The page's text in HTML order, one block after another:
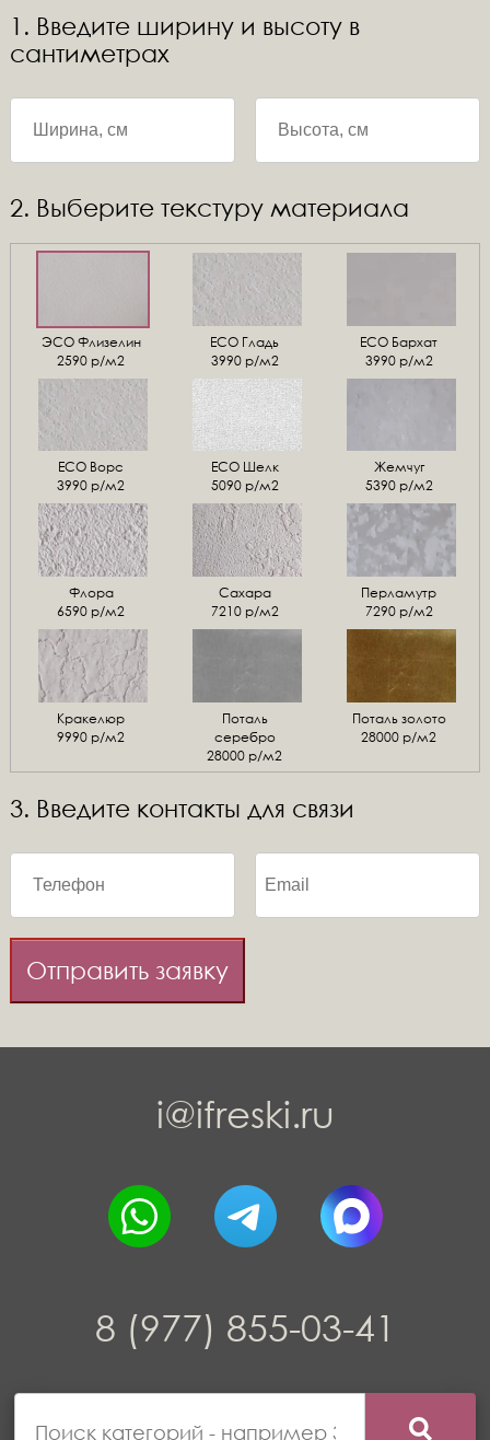
1. Введите ширину и высоту в
сантиметрах
2. Выберите текстуру материала
ЭСО Флизелин
2590 р/м2
ЕСО Гладь
3990 р/м2
ECO Бархат
3990 р/м2
ЕСО Ворс
3990 р/м2
ЕСО Шелк
5090 р/м2
Жемчуг
5390 р/м2
Флора
6590 р/м2
Сахара
7210 р/м2
Перламутр
7290 р/м2
Кракелюр
9990 р/м2
Поталь
серебро
28000 р/м2
Поталь золото
28000 р/м2
3. Введите контакты для связи
Отправить заявку
i@ifreski.ru
8 (977) 855-03-41